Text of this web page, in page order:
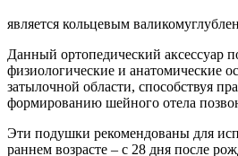
является кольцевым
Данный ортопедический аксессуар
физиологические и анатомические
затылочной области, способствуя
формированию шейного отела
Эти подушки рекомендованы для
раннем возрасте – с 28 дня после